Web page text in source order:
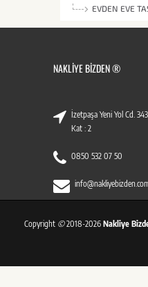
EVDEN EVE
NAKLIYE BIZDEN ®
İzetpaşa Yeni Yol Cd.
Kat : 2
0850 532 07 50
Copyright ©2018-2026 Nakliye